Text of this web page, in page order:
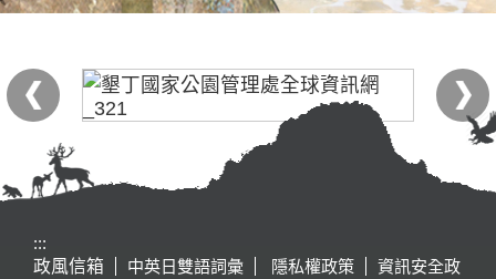
:::
政風信箱
中英日雙語詞彙 隱私權政策
資訊安全政